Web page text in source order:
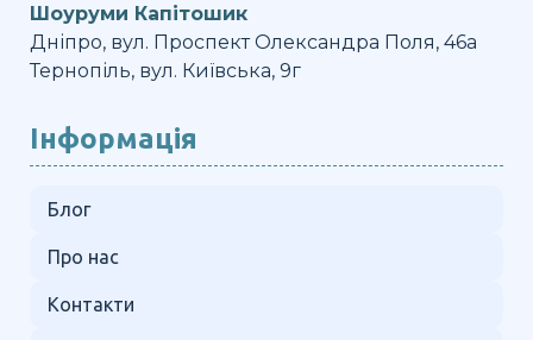
Шоуруми Капітошик
Дніпро, вул. Проспект Олександра Поля, 46а
Тернопіль, вул. Київська, 9г
Інформація
Блог
Про нас
Контакти